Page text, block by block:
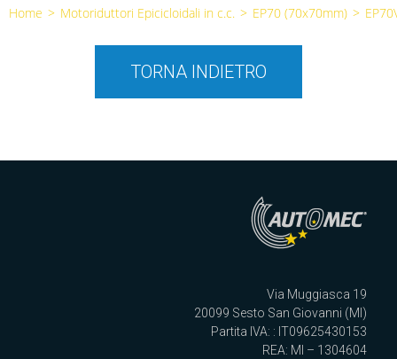
Home > Motoriduttori Epicicloidali in c.c. > EP70 (70x70mm) >
TORNA INDIETRO
Via Muggiasca 19
20099 Sesto San Giovanni (MI)
Partita IVA: : IT09625430153
REA: MI – 1304604